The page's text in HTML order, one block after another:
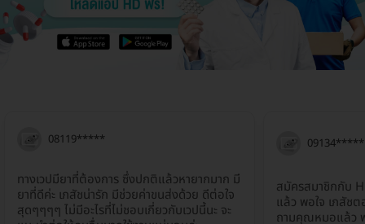
ทางเวปมียาที่ต้องการ ซึ่งปกติแล้วหายากมาก มี
ยาที่ดีค่ะ เภสัชน่ารัก มีช่วยค่าขนส่งด้วย ดีต่อใจ
สุดๆๆๆๆ ไม่มีอะไรที่ไม่ชอบเกี่ยวกับเวปนี้นะ จะ
08119*****
สมัครสมาชิกกับ
แล้ว พอใจ เภสัชต
ถามคุณหมอแล้ว
09134*****